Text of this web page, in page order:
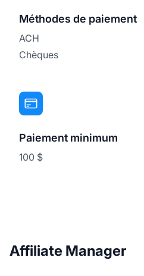
Méthodes de paiement
ACH
Chèques
Paiement minimum
100 $
Affiliate Manager